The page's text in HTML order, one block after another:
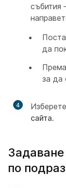
събития
да
за да
4 Изберете
сайта.
по